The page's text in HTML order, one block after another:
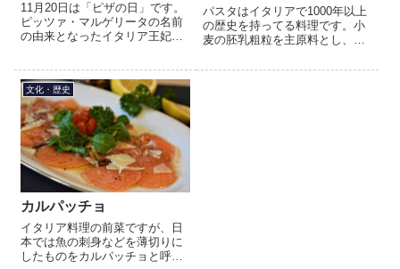
11月20日は「ピザの日」です。
ピッツァ・マルゲリータの名前
の由来となったイタリア王妃マ
妻）の誕生日からこの日に制定
されました。1889年にナ...
パスタはイタリアで1000年以上
の歴史を持ってる料理です。小
麦の胚乳粗粒を主原料とし、硬
麦粉生地及びその生地を用いて
文化・歴史
カルパッチョ
イタリア料理の前菜ですが、日
本では魚の刺身などを薄切りに
したものをカルパッチョと呼ぶ